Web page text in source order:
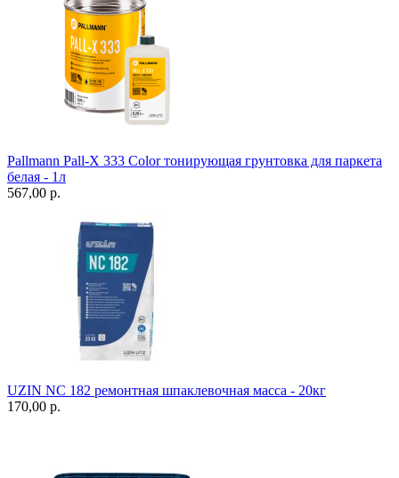
Pallmann Pall-X 333 Color тонирующая грунтовка для паркета
белая - 1л
567,00 p.
UZIN NC 182 ремонтная шпаклевочная масса - 20кг
170,00 p.